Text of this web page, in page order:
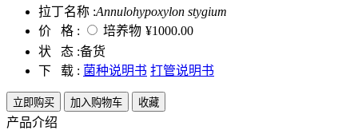
拉丁名称 :Annulohypoxylon stygium
价 格 :
培养物 ¥1000.00
状 态 :备货
下 载 : 菌种说明书 打管说明书
立即购买 加入购物车 收藏
产品介绍